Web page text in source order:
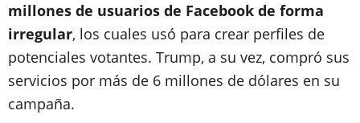
millones de usuarios de Facebook de forma
irregular, los cuales usó para crear perfiles de
potenciales votantes. Trump, a su vez, compró sus
servicios por más de 6 millones de dólares en su
campaña.